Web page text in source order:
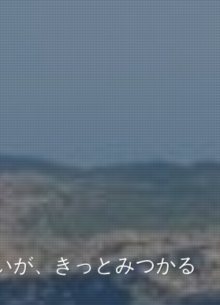
が、きっとみつかる
が、きっとみつかる